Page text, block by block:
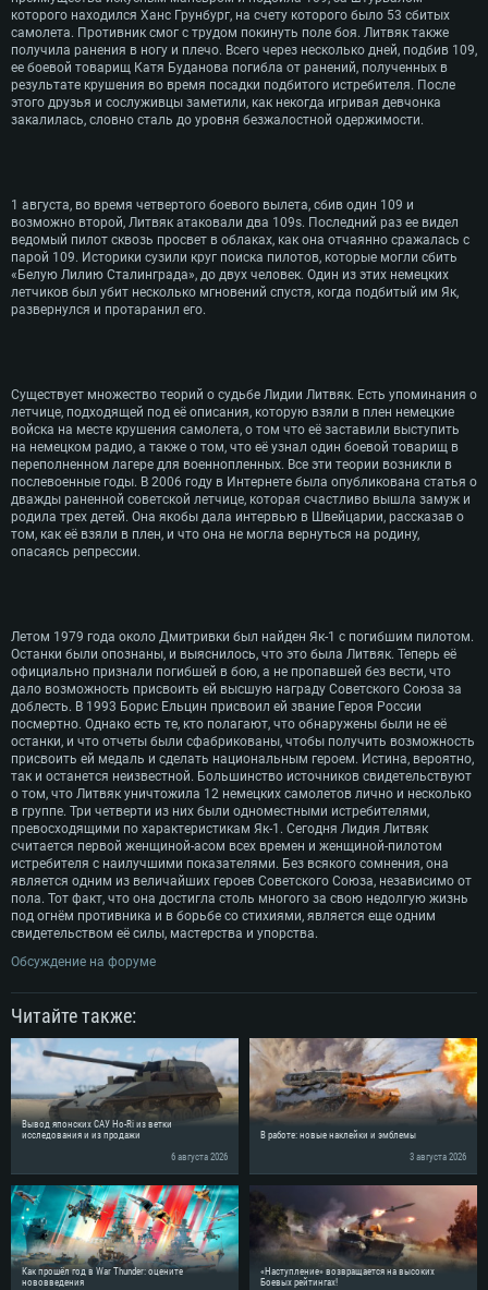
Видеокарта с поддержкой DirectX версии 11:
NVIDIA GeForce GTX 660. Минимальное
720p.
Сеть: Широкополосное подключение к Интернету
Место на жестком диске: 23.1 Гб
Процессор: Intel Core i5 или Ryzen 5 3600 и выше
Оперативная память: 16 ГБ
Видеокарта с поддержкой DirectX 11 и выше:
выше, Radeon RX 570 и выше
Видеокарта: Intel Iris Pro 5200 (Mac) или
AMD/Nvidia для Mac (минимальное
720p) с поддержкой Metal
Место на жестком диске: 23.1 Гб
Процессор: Intel Core i7 (Intel Xeon не
Оперативная память: 8 Гб
Видеокарта: Radeon Vega II и выше с поддержкой
Место на жестком диске: 75.9 Гб
Видеокарта: NVIDIA GeForce 660 со свежими
драйверами (не старее 6 месяцев) /
Radeon со свежими проприетарными драйверами
месяцев, минимальное поддерживаемое
поддержкой Vulkan
Место на жестком диске: 23.1 Гб
Операционная система: Ubuntu 20.04 64bit
Процессор: Intel Core i7
Оперативная память: 16 Гб
Видеокарта: NVIDIA GeForce 1060 со свежими
драйверами (не старее 6 месяцев) / Radeon RX
которого находился Ханс Грунбург, на счету которого было 53 сбитых
самолета. Противник смог с трудом покинуть поле боя. Литвяк также
получила ранения в ногу и плечо. Всего через несколько дней, подбив 109,
ее боевой товарищ Катя Буданова погибла от ранений, полученных в
результате крушения во время посадки подбитого истребителя. После
этого друзья и сослуживцы заметили, как некогда игривая девчонка
закалилась, словно сталь до уровня безжалостной одержимости.
1 августа, во время четвертого боевого вылета, сбив один 109 и
возможно второй, Литвяк атаковали два 109s. Последний раз ее видел
ведомый пилот сквозь просвет в облаках, как она отчаянно сражалась с
парой 109. Историки сузили круг поиска пилотов, которые могли сбить
«Белую Лилию Сталинграда», до двух человек. Один из этих немецких
летчиков был убит несколько мгновений спустя, когда подбитый им Як,
развернулся и протаранил его.
Существует множество теорий о судьбе Лидии Литвяк. Есть упоминания о
летчице, подходящей под её описания, которую взяли в плен немецкие
войска на месте крушения самолета, о том что её заставили выступить
на немецком радио, а также о том, что её узнал один боевой товарищ в
переполненном лагере для военнопленных. Все эти теории возникли в
послевоенные годы. В 2006 году в Интернете была опубликована статья о
дважды раненной советской летчице, которая счастливо вышла замуж и
родила трех детей. Она якобы дала интервью в Швейцарии, рассказав о
том, как её взяли в плен, и что она не могла вернуться на родину,
опасаясь репрессии.
Летом 1979 года около Дмитривки был найден Як-1 с погибшим пилотом.
Останки были опознаны, и выяснилось, что это была Литвяк. Теперь её
официально признали погибшей в бою, а не пропавшей без вести, что
дало возможность присвоить ей высшую награду Советского Союза за
доблесть. В 1993 Борис Ельцин присвоил ей звание Героя России
посмертно. Однако есть те, кто полагают, что обнаружены были не её
останки, и что отчеты были сфабрикованы, чтобы получить возможность
присвоить ей медаль и сделать национальным героем. Истина, вероятно,
так и останется неизвестной. Большинство источников свидетельствуют
о том, что Литвяк уничтожила 12 немецких самолетов лично и несколько
в группе. Три четверти из них были одноместными истребителями,
превосходящими по характеристикам Як-1. Сегодня Лидия Литвяк
считается первой женщиной-асом всех времен и женщиной-пилотом
истребителя с наилучшими показателями. Без всякого сомнения, она
является одним из величайших героев Советского Союза, независимо от
пола. Тот факт, что она достигла столь многого за свою недолгую жизнь
под огнём противника и в борьбе со стихиями, является еще одним
свидетельством её силы, мастерства и упорства.
Обсуждение на форуме
Читайте также:
Вывод японских САУ Ho-Ri из ветки
исследования и из продажи
6 августа 2026
В работе: новые наклейки и эмблемы
3 августа 2026
Как прошёл год в War Thunder: оцените
нововведения
«Наступление» возвращается на высоких
Боевых рейтингах!